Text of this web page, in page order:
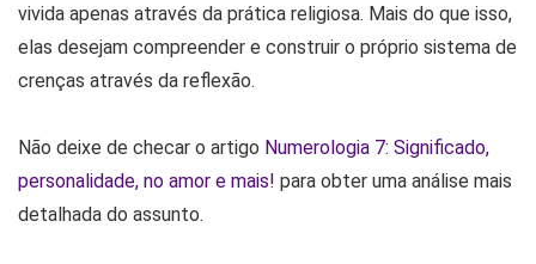
vivida apenas através da prática religiosa. Mais do que isso,
elas desejam compreender e construir o próprio sistema de
crenças através da reflexão.
Não deixe de checar o artigo Numerologia 7: Significado,
personalidade, no amor e mais! para obter uma análise mais
detalhada do assunto.